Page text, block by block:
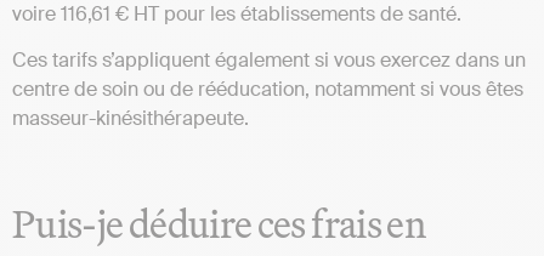
voire 116,61 € HT pour les établissements de santé.
Ces tarifs s’appliquent également si vous exercez dans un
centre de soin ou de rééducation, notamment si vous êtes
masseur-kinésithérapeute.
Puis-je déduire ces frais en